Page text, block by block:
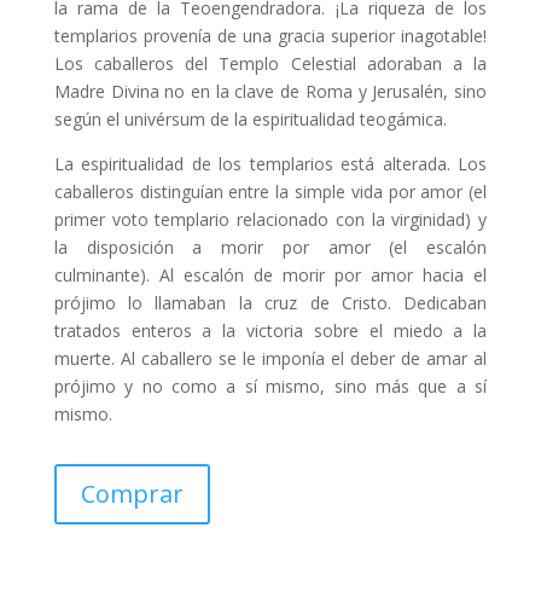
la rama de la Teoengendradora. ¡La riqueza de los
templarios provenía de una gracia superior inagotable!
Los caballeros del Templo Celestial adoraban a la
Madre Divina no en la clave de Roma y Jerusalén, sino
según el univérsum de la espiritualidad teogámica.
La espiritualidad de los templarios está alterada. Los
caballeros distinguían entre la simple vida por amor (el
primer voto templario relacionado con la virginidad) y
la disposición a morir por amor (el escalón
culminante). Al escalón de morir por amor hacia el
prójimo lo llamaban la cruz de Cristo. Dedicaban
tratados enteros a la victoria sobre el miedo a la
muerte. Al caballero se le imponía el deber de amar al
prójimo y no como a sí mismo, sino más que a sí
mismo.
Comprar